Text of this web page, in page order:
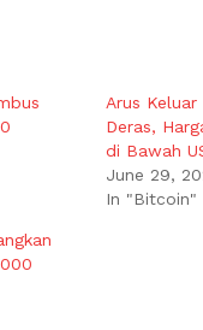
Arus
Deras,
di Bawah
June 29,
In "Bitcoin"